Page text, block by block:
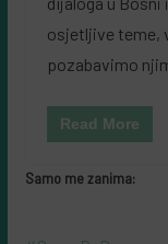
osjetljive teme,
pozabavimo
Read More
Samo me zanima: